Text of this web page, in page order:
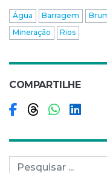
Água Barragem
Mineração
Rios
COMPARTILHE
Pesquisar por: